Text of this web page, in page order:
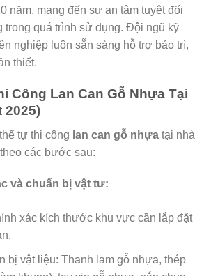
năm, mang đến sự an tâm tuyệt đối
trong quá trình sử dụng. Đội ngũ kỹ
nghiệp luôn sẵn sàng hỗ trợ bảo trì,
thiết.
Công Lan Can Gỗ Nhựa Tại
2025)
tự thi công lan can gỗ nhựa tại nhà
các bước sau:
và chuẩn bị vật tư:
xác kích thước khu vực cần lắp đặt
bị vật liệu: Thanh lam gỗ nhựa, thép